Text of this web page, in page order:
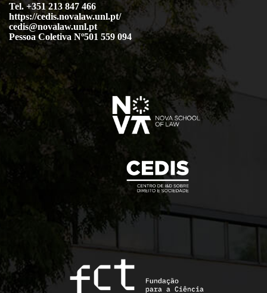
Tel. +351 213 847 466
https://cedis.novalaw.unl.pt/
cedis@novalaw.unl.pt
Pessoa Coletiva Nº501 559 094